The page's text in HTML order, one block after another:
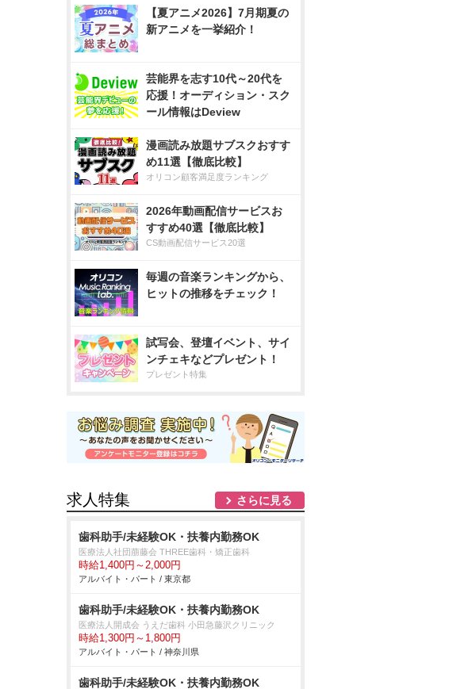
【夏アニメ2026】7月期夏の
新アニメを一挙紹介！
芸能界を志す10代～20代を
応援！オーディション・スク
ール情報はDeview
漫画読み放題サブスクおすす
め11選【徹底比較】
オリコン顧客満足度ランキング
2026年動画配信サービスお
すすめ40選【徹底比較】
CS動画配信サービス20選
毎週の音楽ランキングから、
ヒットの推移をチェック！
試写会、登壇イベント、サイ
ンチェキなどプレゼント！
プレゼント特集
求人特集 さらに見る
歯科助手/未経験OK・扶養内勤務OK
医療法人社団萠藤会 THREE歯科・矯正歯科
時給1,400円～2,000円
アルバイト・パート / 東京都
歯科助手/未経験OK・扶養内勤務OK
医療法人開成会 うえだ歯科 小田急藤沢クリニック
時給1,300円～1,800円
アルバイト・パート / 神奈川県
歯科助手/未経験OK・扶養内勤務OK